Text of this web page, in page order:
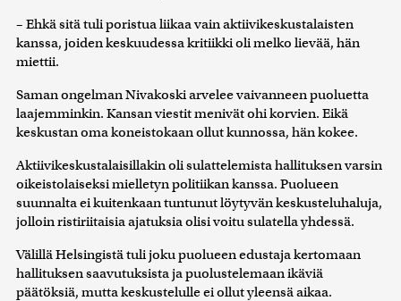
– Ehkä sitä tuli poristua liikaa vain aktiivikeskustalaisten
kanssa, joiden keskuudessa kritiikki oli melko lievää, hän
miettii.
Saman ongelman Nivakoski arvelee vaivanneen puoluetta
laajemminkin. Kansan viestit menivät ohi korvien. Eikä
keskustan oma koneistokaan ollut kunnossa, hän kokee.
Aktiivikeskustalaisillakin oli sulattelemista hallituksen varsin
oikeistolaiseksi mielletyn politiikan kanssa. Puolueen
suunnalta ei kuitenkaan tuntunut löytyvän keskusteluhaluja,
jolloin ristiriitaisia ajatuksia olisi voitu sulatella yhdessä.
Välillä Helsingistä tuli joku puolueen edustaja kertomaan
hallituksen saavutuksista ja puolustelemaan ikäviä
päätöksiä, mutta keskustelulle ei ollut yleensä aikaa.